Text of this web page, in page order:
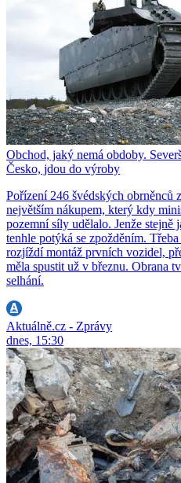
Obchod, jaký nemá obdoby.
Česko, jdou do výroby
Pořízení 246 švédských
největším nákupem, který kdy
pozemní síly udělalo. Jenže
tenhle potýká se zpožděním.
rozjíždí montáž prvních vozidel,
měla spustit už v březnu. Obrana
selhání.
Aktuálně.cz - Zprávy
dnes, 15:30